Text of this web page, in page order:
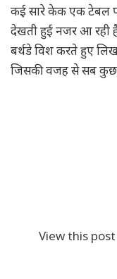
कई सारे केक एक टेबल
देखती हुई नजर आ रही
बर्थडे विश करते हुए
जिसकी वजह से सब कुछ
View this